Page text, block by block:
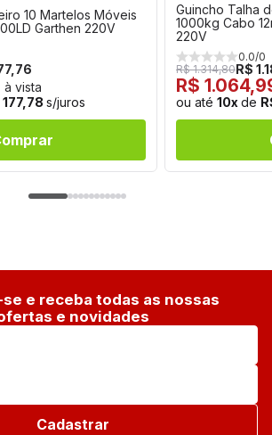
10 Martelos Móveis
Garthen 220V
à vista
177,78 s/juros
Guincho Talha
1000kg Cabo
220V
0.0/0
R$ 1.314,80R$
R$
ou até 10x de
e receba todas as nossas
e novidades
Cadastrar